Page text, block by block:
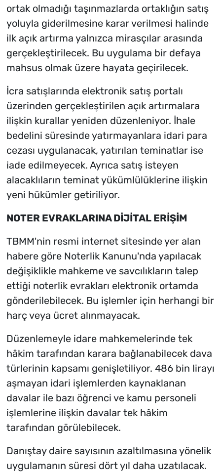
ortak olmadığı taşınmazlarda ortaklığın satış
yoluyla giderilmesine karar verilmesi halinde
ilk açık artırma yalnızca mirasçılar arasında
gerçekleştirilecek. Bu uygulama bir defaya
mahsus olmak üzere hayata geçirilecek.
İcra satışlarında elektronik satış portalı
üzerinden gerçekleştirilen açık artırmalara
ilişkin kurallar yeniden düzenleniyor. İhale
bedelini süresinde yatırmayanlara idari para
cezası uygulanacak, yatırılan teminatlar ise
iade edilmeyecek. Ayrıca satış isteyen
alacaklıların teminat yükümlülüklerine ilişkin
yeni hükümler getiriliyor.
NOTER EVRAKLARINA DİJİTAL ERİŞİM
TBMM'nin resmi internet sitesinde yer alan
habere göre Noterlik Kanunu'nda yapılacak
değişiklikle mahkeme ve savcılıkların talep
ettiği noterlik evrakları elektronik ortamda
gönderilebilecek. Bu işlemler için herhangi bir
harç veya ücret alınmayacak.
Düzenlemeyle idare mahkemelerinde tek
hâkim tarafından karara bağlanabilecek dava
türlerinin kapsamı genişletiliyor. 486 bin lirayı
aşmayan idari işlemlerden kaynaklanan
davalar ile bazı öğrenci ve kamu personeli
işlemlerine ilişkin davalar tek hâkim
tarafından görülebilecek.
Danıştay daire sayısının azaltılmasına yönelik
uygulamanın süresi dört yıl daha uzatılacak.